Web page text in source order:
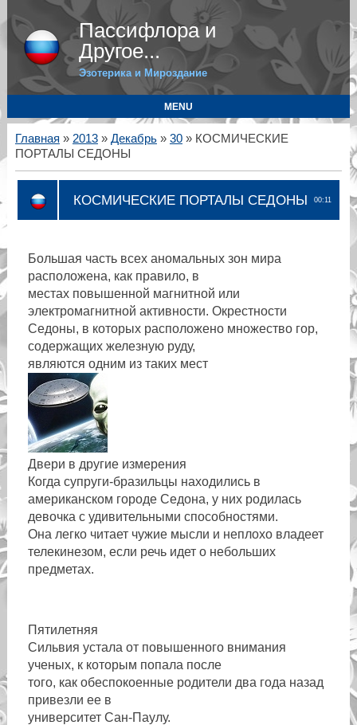
Пассифлора и
Другое...
Эзотерика и Мироздание
MENU
Главная » 2013 » Декабрь » 30» КОСМИЧЕСКИЕ
ПОРТАЛЫ СЕДОНЫ
00:11
КОСМИЧЕСКИЕ ПОРТАЛЫ СЕДОНЫ
Большая часть всех аномальных зон мира
расположена, как правило, в
местах повышенной магнитной или
электромагнитной активности. Окрестности
Седоны, в которых расположено множество гор,
содержащих железную руду,
являются одним из таких мест
Двери в другие измерения
Когда супруги-бразильцы находились в
американском городе Седона, у них родилась
девочка с удивительными способностями.
Она легко читает чужие мысли и неплохо владеет
телекинезом, если речь идет о небольших
предметах.
Пятилетняя
Сильвия устала от повышенного внимания
ученых, к которым попала после
того, как обеспокоенные родители два года назад
привезли ее в
университет Сан-Паулу.